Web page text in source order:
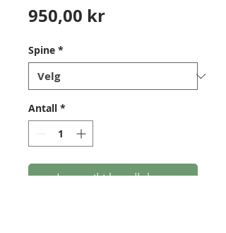
950,00 krPris
Spine *
Antall *
Legg til i handlekurv